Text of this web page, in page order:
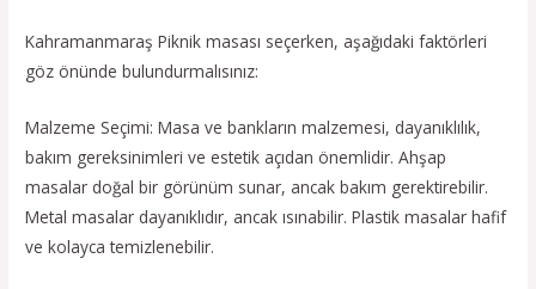
Kahramanmaraş Piknik masası seçerken, aşağıdaki faktörleri
göz önünde bulundurmalısınız:
Malzeme Seçimi: Masa ve bankların malzemesi, dayanıklılık,
bakım gereksinimleri ve estetik açıdan önemlidir. Ahşap
masalar doğal bir görünüm sunar, ancak bakım gerektirebilir.
Metal masalar dayanıklıdır, ancak ısınabilir. Plastik masalar hafif
ve kolayca temizlenebilir.